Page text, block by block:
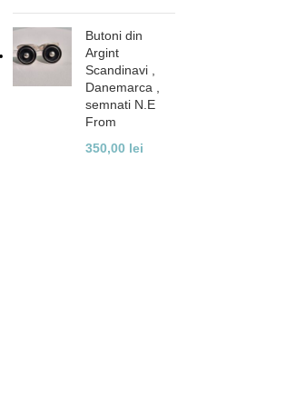
Butoni din
Argint
Scandinavi ,
Danemarca ,
semnati N.E
From
350,00 lei